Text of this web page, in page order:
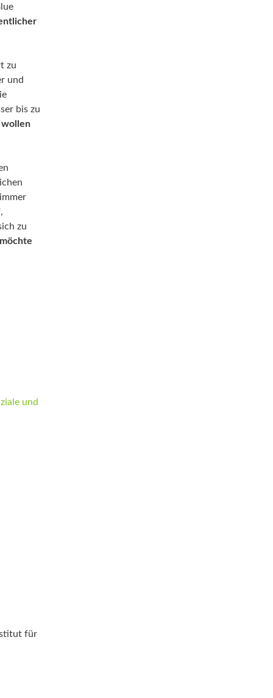
zu
und
bis zu
wollen
zu
und
für